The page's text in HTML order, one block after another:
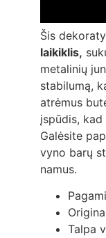
Šis
laikiklis,
metalinių
stabilumą,
atrėmus
įspūdis,
Galėsite
vyno barų
namus.
Talpa